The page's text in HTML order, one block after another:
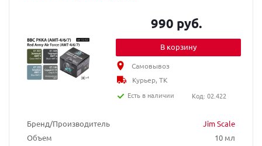
Бренд/Производитель
Jim Scale
Объем
10 мл
990 руб.
В корзину
Самовывоз
Курьер, ТК
Есть в наличии
Код: 02.422